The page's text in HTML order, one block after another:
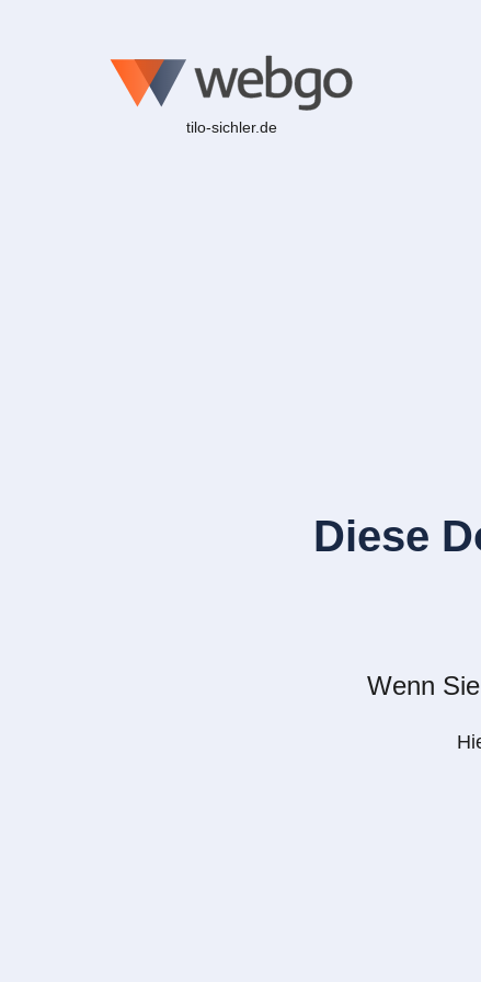
tilo-sichler.de
Diese
Wenn